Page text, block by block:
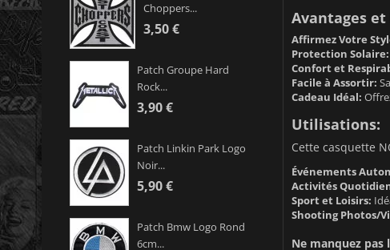
Choppers...
3,50 €
Patch Groupe Hard
Rock...
3,90 €
Patch Linkin Park Logo
Noir...
5,90 €
Patch Bmw Logo Rond
6cm...
Avantages et
Affirmez Votre
Protection Solaire:
Confort et
Facile à Assortir:
Cadeau Idéal:
Utilisations:
Cette casquette
Événements
Activités
Sport et Loisirs:
Shooting Photos/
Ne manquez